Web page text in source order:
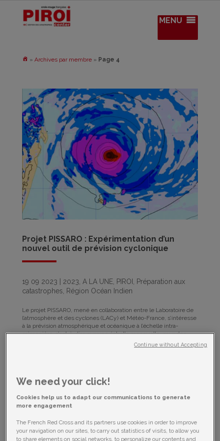
MENU
» Archives par membre» Page 4
Projet PISSARO : Expérimentation d’un
nouvel outil de prévision cyclonique
19 09 2023 2023 A LA UNE, PIROI
Préparation aux
catastrophes
Région Océan Indien
Le projet PISSARO, mené en collaboration entre le Laboratoire de
l’atmosphère et des cyclones (LACy) et Météo-France, s’intéresse
à la prévision atmosphérique et océanique à l’échelle intra-
saisonnière, c’est-à-dire sur une échelle mensuelle, pour des...
We need your click!
Cookies help us to adapt our communications to generate
more engagement
The French Red Cross and its partners use cookies in order to improve
your navigation on our sites, to carry out statistics of visits, to allow you
to share elements on social networks, to personalize our contents and
Continue without Accepting